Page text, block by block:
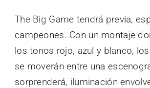
The Big Game tendrá previa,
campeones. Con un montaje
los tonos rojo, azul y blanco,
se moverán entre una
sorprenderá, iluminación